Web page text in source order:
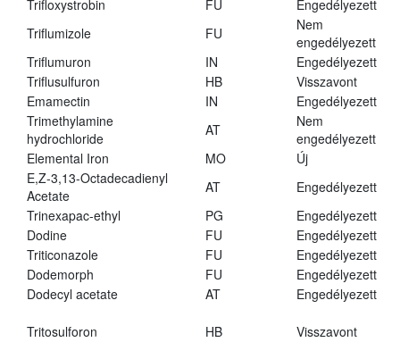
Trifloxystrobin
FU
Engedélyezett
Triflumizole
FU
Nem
engedélyezett
Triflumuron
IN
Engedélyezett
Triflusulfuron
HB
Visszavont
Emamectin
IN
Engedélyezett
Trimethylamine
hydrochloride
AT
Nem
engedélyezett
Elemental Iron
MO
Új
E,Z-3,13-Octadecadienyl
Acetate
AT
Engedélyezett
Trinexapac-ethyl
PG
Engedélyezett
Dodine
FU
Engedélyezett
Triticonazole
FU
Engedélyezett
Dodemorph
FU
Engedélyezett
Dodecyl acetate
AT Engedélyezett
Tritosulforon HB Visszavont